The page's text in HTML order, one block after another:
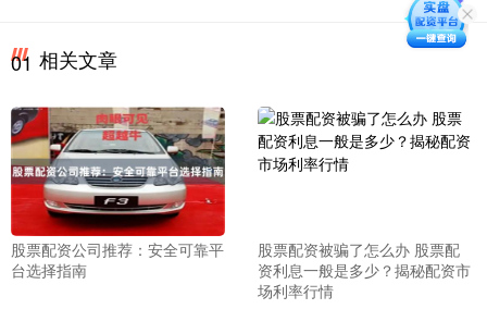
01 相关文章
股票配资公司推荐：安全可靠平
台选择指南
股票配资被骗了怎么办 股票配
资利息一般是多少？揭秘配资市
场利率行情